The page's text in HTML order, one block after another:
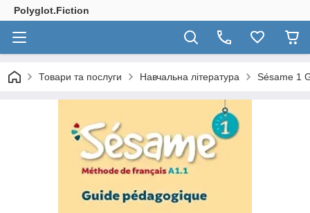
Polyglot.Fiction
Товари та послуги Навчальна література Sésame 1